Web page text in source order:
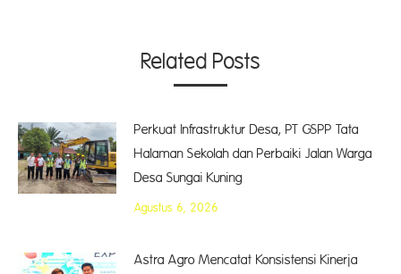
Related Posts
Perkuat Infrastruktur Desa, PT GSPP Tata
Halaman Sekolah dan Perbaiki Jalan Warga
Desa Sungai Kuning
Agustus 6, 2026
Astra Agro Mencatat Konsistensi Kinerja